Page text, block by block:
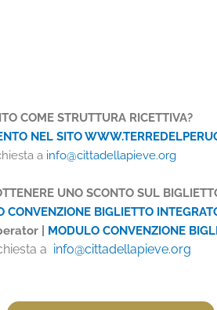
COME STRUTTURA RICETTIVA?
NEL SITO
a info@cittadellapieve.org
UNO SCONTO SUL
CONVENZIONE BIGLIETTO
| MODULO CONVENZIONE
a info@cittadellapieve.org